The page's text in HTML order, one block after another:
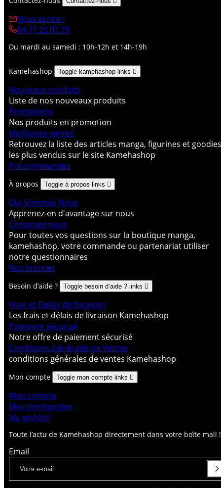
Toute l’actu de Kamehashop directement dans votre boîte mail !
Email
Nous écrire :
04 77 25 07 79
Du mardi au samedi : 10h-12h et 14h-19h
Kamehashop Toggle kamehashop links 
Nouveaux produits
Liste de nos nouveaux produits
Promotions
Nos produits en promotion
Meilleures ventes
Retrouvez la liste des articles manga, figurines et goodies
les plus vendus sur le site Kamehashop
Pré-commandes
À propos Toggle à propos links 
Qui Sommes Nous
Apprenez-en d'avantage sur nous
Contactez-nous
Pour toutes vos questions sur la boutique manga,
kamehashop, votre commande ou partenariat utiliser
notre questionnaires
Nos licences
Besoin d’aide ? Toggle besoin d’aide ? links 
Frais et Delais de livraison
Les frais et délais de livraison Kamehashop
Paiement sécurisé
Notre offre de paiement sécurisé
Conditions Générales de Ventes
conditions générales de ventes Kamehashop
Mon compte Toggle mon compte links 
Mon compte
Mes commandes
Ma wishlist